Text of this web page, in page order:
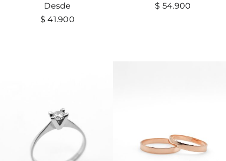
Desde
$ 41.900
$ 54.900